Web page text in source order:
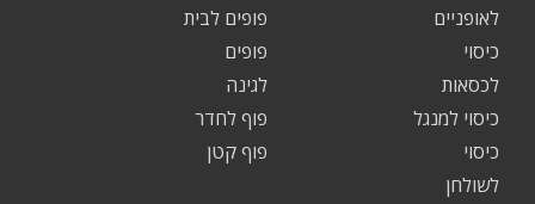
פופים לבית
פופים
לגינה
פוף לחדר
פוף קטן
לאופניים
כיסוי
לכסאות
כיסוי למנגל
כיסוי
לשולחן